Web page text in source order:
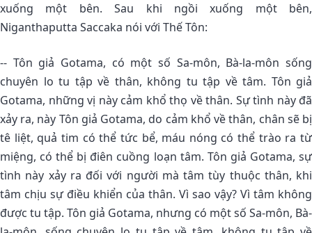
xuống một bên. Sau khi ngồi xuống một bên,
Niganthaputta Saccaka nói với Thế Tôn:
-- Tôn giả Gotama, có một số Sa-môn, Bà-la-môn sống
chuyên lo tu tập về thân, không tu tập về tâm. Tôn giả
Gotama, những vị này cảm khổ thọ về thân. Sự tình này đã
xảy ra, này Tôn giả Gotama, do cảm khổ về thân, chân sẽ bị
tê liệt, quả tim có thể tức bể, máu nóng có thể trào ra từ
miệng, có thể bị điên cuồng loạn tâm. Tôn giả Gotama, sự
tình này xảy ra đối với người mà tâm tùy thuộc thân, khi
tâm chịu sự điều khiển của thân. Vì sao vậy? Vì tâm không
được tu tập. Tôn giả Gotama, nhưng có một số Sa-môn, Bà-